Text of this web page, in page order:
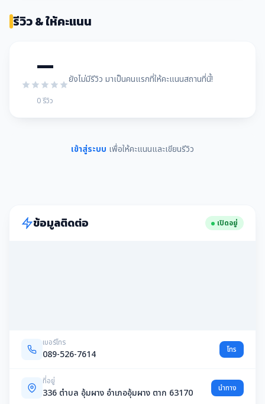
รีวิว & ให้คะแนน
—
0 รีวิว
ยังไม่มีรีวิว มาเป็นคนแรกที่ให้คะแนนสถานที่นี้!
เข้าสู่ระบบ เพื่อให้คะแนนและเขียนรีวิว
ข้อมูลติดต่อ เปิดอยู่
เบอร์โทร
089-526-7614 โทร
ที่อยู่
336 ตำบล อุ้มผาง อำเภออุ้มผาง ตาก 63170 นำทาง